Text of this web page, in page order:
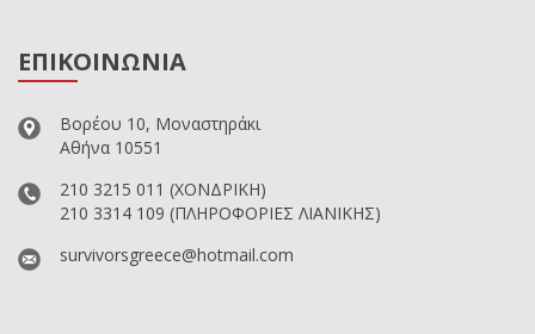
ΕΠΙΚΟΙΝΩΝΙΑ
Βορέου 10, Μοναστηράκι
Αθήνα 10551
210 3215 011 (ΧΟΝΔΡΙΚΗ)
210 3314 109 (ΠΛΗΡΟΦΟΡΙΕΣ ΛΙΑΝΙΚΗΣ)
survivorsgreece@hotmail.com